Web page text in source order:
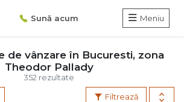
Sună acum Meniu
352 rezultate
de vânzare în Bucuresti, zona
Theodor Pallady
Filtrează